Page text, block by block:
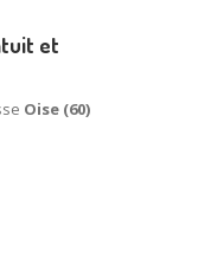
et
Oise (60)